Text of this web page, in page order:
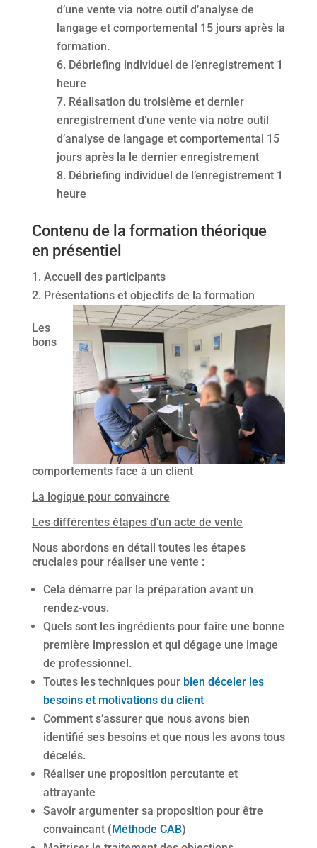
d’une vente via notre outil d’analyse de
langage et comportemental 15 jours après la
formation.
Débriefing individuel de l’enregistrement 1
heure
Réalisation du troisième et dernier
enregistrement d’une vente via notre outil
d’analyse de langage et comportemental 15
jours après la le dernier enregistrement
Débriefing individuel de l’enregistrement 1
heure
Contenu de la formation théorique
en présentiel
Accueil des participants
Présentations et objectifs de la formation
Les
bons
comportements face à un client
La logique pour convaincre
Les différentes étapes d’un acte de vente
Nous abordons en détail toutes les étapes
cruciales pour réaliser une vente :
Cela démarre par la préparation avant un
rendez-vous.
Quels sont les ingrédients pour faire une bonne
première impression et qui dégage une image
de professionnel.
Toutes les techniques pour bien déceler les
besoins et motivations du client
Comment s’assurer que nous avons bien
identifié ses besoins et que nous les avons tous
décelés.
Réaliser une proposition percutante et
attrayante
Savoir argumenter sa proposition pour être
convaincant (Méthode CAB)